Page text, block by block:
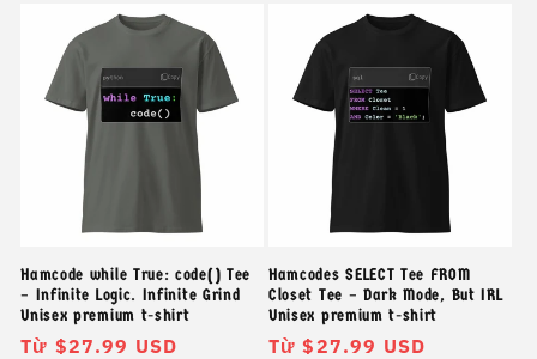
thường
thường
Hamcode while True: code() Tee
– Infinite Logic. Infinite Grind
Unisex premium t-shirt
Giá
Từ $27.99 USD
Hamcodes SELECT Tee FROM
Closet Tee – Dark Mode, But IRL
Unisex premium t-shirt
Giá
Từ $27.99 USD